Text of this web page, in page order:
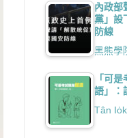
內政部
黨」設
防線
黑熊學
「可是
語」：
Tân